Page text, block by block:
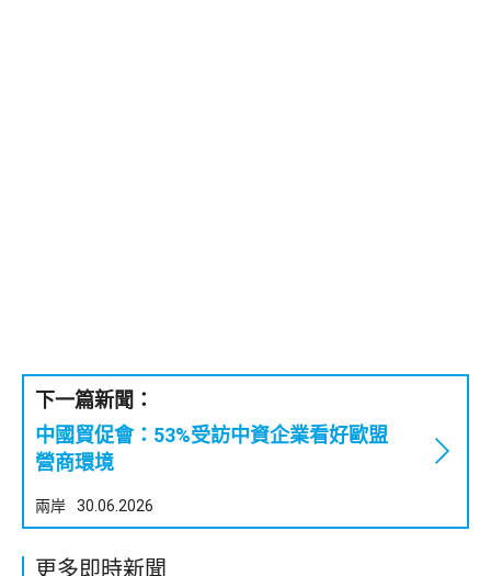
下一篇新聞：
中國貿促會：53%受訪中資企業看好歐盟
營商環境
兩岸 30.06.2026
更多即時新聞